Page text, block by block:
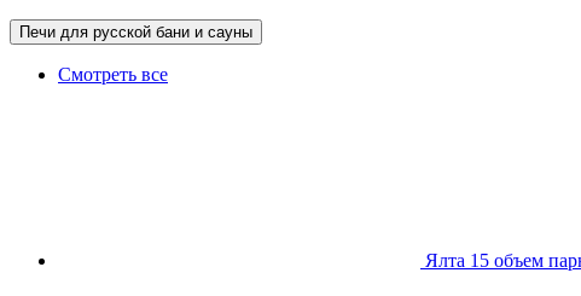
Печи для русской бани и сауны
Смотреть все
Ялта 15 объем